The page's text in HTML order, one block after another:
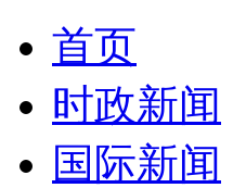
首页
时政新闻
国际新闻